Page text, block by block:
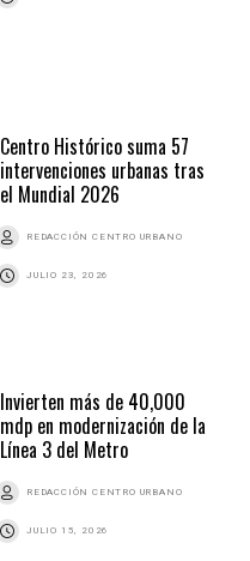
Centro Histórico suma 57
intervenciones urbanas tras
el Mundial 2026
REDACCIÓN CENTRO URBANO
JULIO 23, 2026
Invierten más de 40,000
mdp en modernización de la
Línea 3 del Metro
REDACCIÓN CENTRO URBANO
JULIO 15, 2026